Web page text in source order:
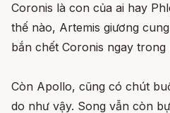
Coronis là con của ai hay
thế nào, Artemis giương
bắn chết Coronis ngay trong
Còn Apollo, cũng có chút
do như vậy. Song vẫn còn